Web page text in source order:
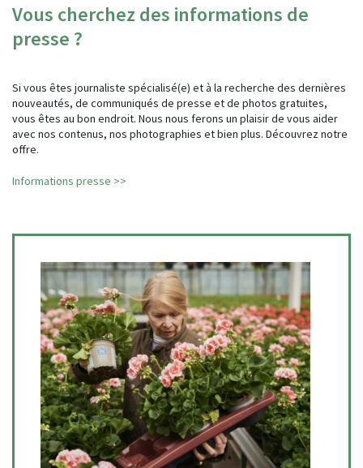
Vous cherchez des informations de
presse ?
Si vous êtes journaliste spécialisé(e) et à la recherche des dernières
nouveautés, de communiqués de presse et de photos gratuites,
vous êtes au bon endroit. Nous nous ferons un plaisir de vous aider
avec nos contenus, nos photographies et bien plus. Découvrez notre
offre.
Informations presse >>